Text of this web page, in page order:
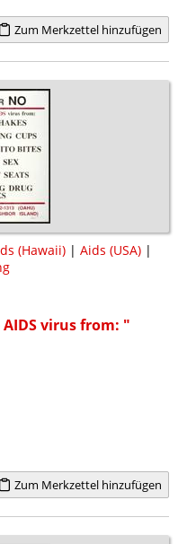
Zum Merkzettel hinzufügen
(Hawaii) | Aids (USA) |
virus from: "
Zum Merkzettel hinzufügen